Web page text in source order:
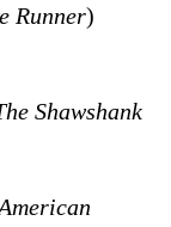
Runner)
Shawshank